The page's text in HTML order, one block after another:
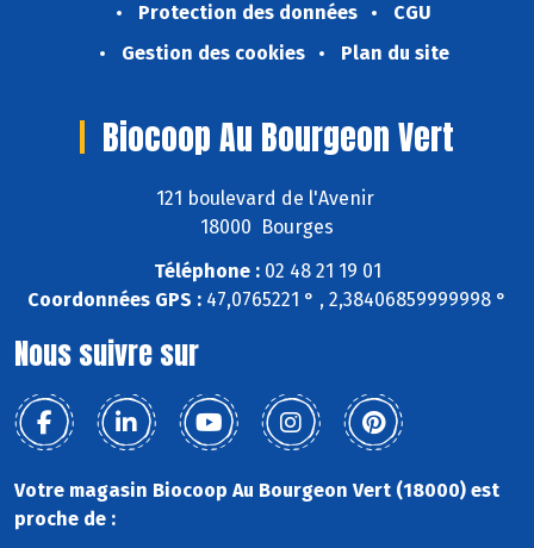
Protection des données
CGU
Gestion des cookies
Plan du site
Biocoop Au Bourgeon Vert
121 boulevard de l'Avenir
18000 Bourges
Téléphone :02 48 21 19 01
Coordonnées GPS : 47,0765221 ° , 2,38406859999998 °
Nous suivre sur
Votre magasin Biocoop Au Bourgeon Vert (18000) est
proche de :